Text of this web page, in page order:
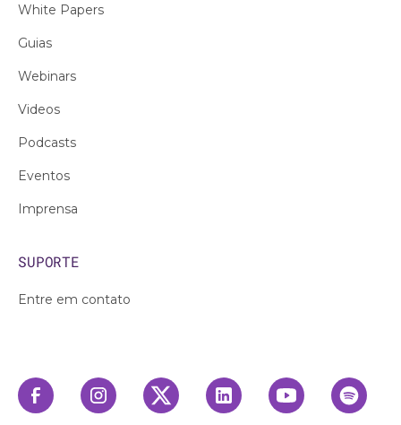
White Papers
Guias
Webinars
Videos
Podcasts
Eventos
Imprensa
SUPORTE
Entre em contato